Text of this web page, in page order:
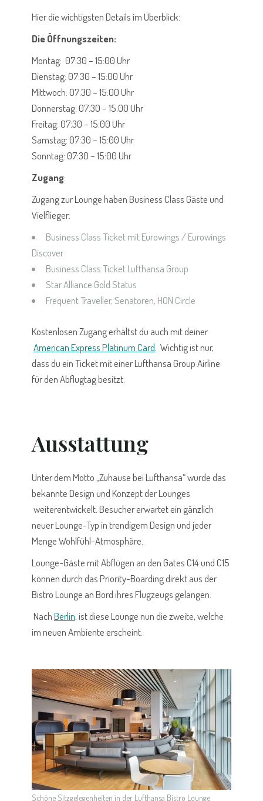
Hier die wichtigsten Details im Überblick:
Die Öffnungszeiten:
Montag: 07:30 – 15:00 Uhr
Dienstag: 07:30 – 15:00 Uhr
Mittwoch: 07:30 – 15:00 Uhr
Donnerstag: 07:30 – 15:00 Uhr
Freitag: 07:30 – 15:00 Uhr
Samstag: 07:30 – 15:00 Uhr
Sonntag: 07:30 – 15:00 Uhr
Zugang:
Zugang zur Lounge haben Business Class Gäste und
Vielflieger:
Business Class Ticket mit Eurowings / Eurowings
Discover
Business Class Ticket Lufthansa Group
Star Alliance Gold Status
Frequent Traveller, Senatoren, HON Circle
Kostenlosen Zugang erhältst du auch mit deiner
American Express Platinum Card Wichtig ist nur,
dass du ein Ticket mit einer Lufthansa Group Airline
für den Abflugtag besitzt.
Ausstattung
Unter dem Motto „Zuhause bei Lufthansa“ wurde das
bekannte Design und Konzept der Lounges
weiterentwickelt. Besucher erwartet ein gänzlich
neuer Lounge-Typ in trendigem Design und jeder
Menge Wohlfühl-Atmosphäre.
Lounge-Gäste mit Abflügen an den Gates C14 und C15
können durch das Priority-Boarding direkt aus der
Bistro Lounge an Bord ihres Flugzeugs gelangen.
NachBerlin, ist diese Lounge nun die zweite, welche
im neuen Ambiente erscheint.
Schöne Sitzgelegenheiten in der Lufthansa Bistro Lounge